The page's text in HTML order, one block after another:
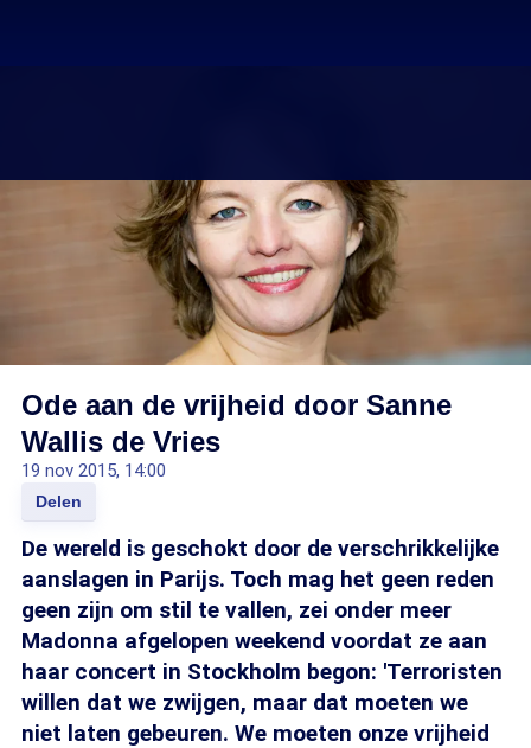
Ode aan de vrijheid door Sanne
Wallis de Vries
19 nov 2015, 14:00
Delen
De wereld is geschokt door de verschrikkelijke
aanslagen in Parijs. Toch mag het geen reden
geen zijn om stil te vallen, zei onder meer
Madonna afgelopen weekend voordat ze aan
haar concert in Stockholm begon: 'Terroristen
willen dat we zwijgen, maar dat moeten we
niet laten gebeuren. We moeten onze vrijheid